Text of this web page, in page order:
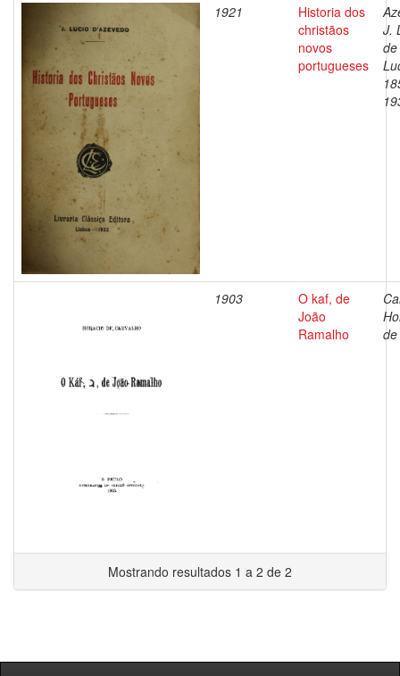
1921
Historia dos
christãos
novos
portugueses
J.
1903
O kaf, de
João
Ramalho
de
Mostrando resultados 1 a 2 de 2